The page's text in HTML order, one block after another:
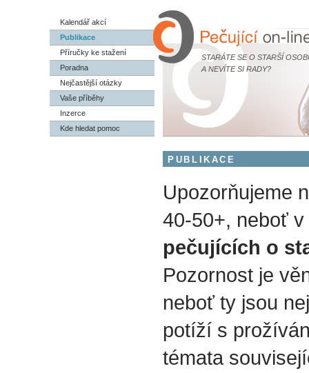
STARÁTE SE O STARŠÍ
A NEVÍTE SI RADY?
Kalendář akcí
Publikace
Příručky ke stažení
Poradna
Nejčastější otázky
Vaše příběhy
Inzerce
Kde hledat pomoc
PUBLIKACE
Upozorňujeme
40-50+, neboť
pečujících o
Pozornost je
neboť ty jsou
potíží s
témata